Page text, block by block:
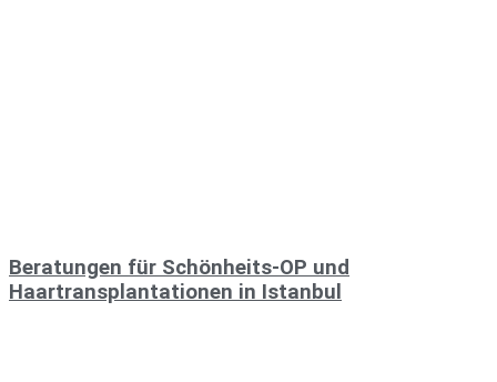
Beratungen für Schönheits-OP und
Haartransplantationen in Istanbul